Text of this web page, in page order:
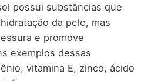
possui substâncias que
da pele, mas
e promove
exemplos dessas
vitamina E, zinco, ácido